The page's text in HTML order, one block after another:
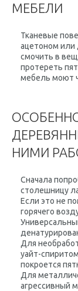
МЕБЕЛИ
Тканевые
ацетоном или
смочить в
протереть
мебель моют
НИМИ
Сначала
столешницу
Если это не
горячего
Для
уайт-
покроется
Для
агрессивный